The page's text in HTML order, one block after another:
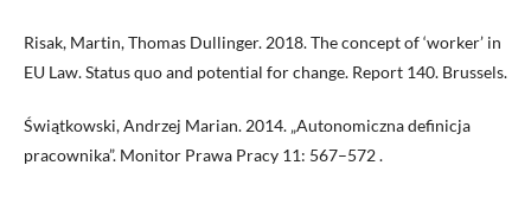
Risak, Martin, Thomas Dullinger. 2018. The concept of ‘worker’ in
EU Law. Status quo and potential for change. Report 140. Brussels.
Świątkowski, Andrzej Marian. 2014. „Autonomiczna definicja
pracownika”. Monitor Prawa Pracy 11: 567–572 .